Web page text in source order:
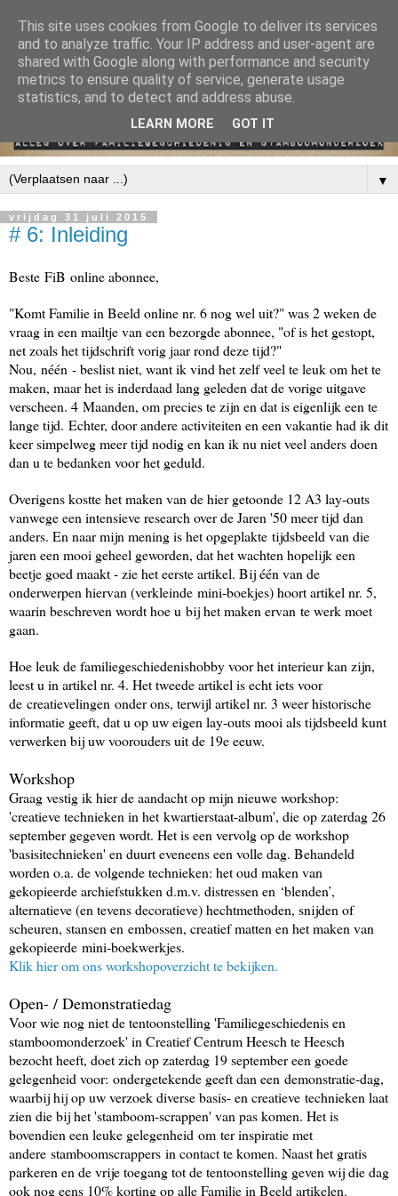
▼
vrijdag 31 juli 2015
# 6: Inleiding
Beste FiB online abonnee,
"Komt Familie in Beeld online nr. 6 nog wel uit?" was 2 weken de
vraag in een mailtje van een bezorgde abonnee, "of is het gestopt,
net zoals het tijdschrift vorig jaar rond deze tijd?"
Nou, néén - beslist niet, want ik vind het zelf veel te leuk om het te
maken, maar het is inderdaad lang geleden dat de vorige uitgave
verscheen. 4 Maanden, om precies te zijn en dat is eigenlijk een te
lange tijd. Echter, door andere activiteiten en een vakantie had ik dit
keer simpelweg meer tijd nodig en kan ik nu niet veel anders doen
dan u te bedanken voor het geduld.
Overigens kostte het maken van de hier getoonde 12 A3 lay-outs
vanwege een intensieve research over de Jaren '50 meer tijd dan
anders. En naar mijn mening is het opgeplakte tijdsbeeld van die
jaren een mooi geheel geworden, dat het wachten hopelijk een
beetje goed maakt - zie het eerste artikel. Bij één van de
onderwerpen hiervan (verkleinde mini-boekjes) hoort artikel nr. 5,
waarin beschreven wordt hoe u bij het maken ervan te werk moet
gaan.
Hoe leuk de familiegeschiedenishobby voor het interieur kan zijn,
leest u in artikel nr. 4. Het tweede artikel is echt iets voor
de creatievelingen onder ons, terwijl artikel nr. 3 weer historische
informatie geeft, dat u op uw eigen lay-outs mooi als tijdsbeeld kunt
verwerken bij uw voorouders uit de 19e eeuw.
Workshop
Graag vestig ik hier de aandacht op mijn nieuwe workshop:
'creatieve technieken in het kwartierstaat-album', die op zaterdag 26
september gegeven wordt. Het is een vervolg op de workshop
'basisitechnieken' en duurt eveneens een volle dag. Behandeld
worden o.a. de volgende technieken: het oud maken van
gekopieerde archiefstukken d.m.v. distressen en ‘blenden’,
alternatieve (en tevens decoratieve) hechtmethoden, snijden of
scheuren, stansen en embossen, creatief matten en het maken van
gekopieerde mini-boekwerkjes.
Klik hier om ons workshopoverzicht te bekijken.
Open- / Demonstratiedag
Voor wie nog niet de tentoonstelling 'Familiegeschiedenis en
stamboomonderzoek' in Creatief Centrum Heesch te Heesch
bezocht heeft, doet zich op zaterdag 19 september een goede
gelegenheid voor: ondergetekende geeft dan een demonstratie-dag,
waarbij hij op uw verzoek diverse basis- en creatieve technieken laat
zien die bij het 'stamboom-scrappen' van pas komen. Het is
bovendien een leuke gelegenheid om ter inspiratie met
andere stamboomscrappers in contact te komen. Naast het gratis
parkeren en de vrije toegang tot de tentoonstelling geven wij die dag
ook nog eens 10% korting op alle Familie in Beeld artikelen.
This site uses cookies from Google to deliver its services
and to analyze traffic. Your IP address and user-agent are
shared with Google along with performance and security
metrics to ensure quality of service, generate usage
statistics, and to detect and address abuse.
LEARN MORE GOT IT